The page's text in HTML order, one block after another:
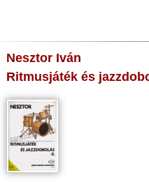
Nesztor Iván
Ritmusjáték és